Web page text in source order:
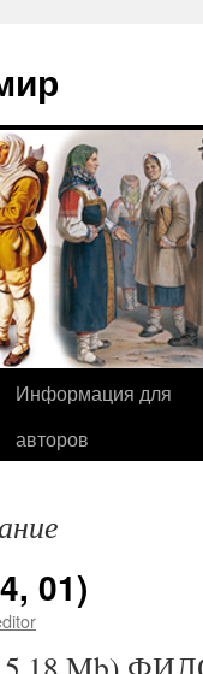
Информация для
авторов
01)